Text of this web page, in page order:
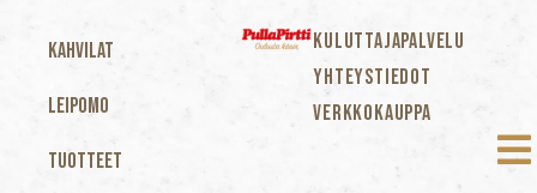
Kahvilat
Leipomo
Tuotteet
KULUTTAJAPALVELU
YHTEYSTIEDOT
VERKKOKAUPPA